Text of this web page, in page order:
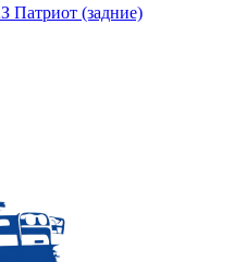
Патриот (задние)